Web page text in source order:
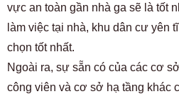
vực an toàn gần nhà ga sẽ là tốt
làm việc tại nhà, khu dân cư yên
chọn tốt nhất.
Ngoài ra, sự sẵn có của các cơ
công viên và cơ sở hạ tầng khác